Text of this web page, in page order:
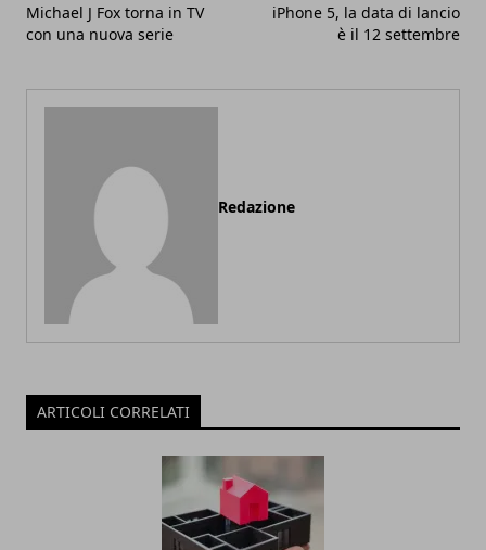
Michael J Fox torna in TV
con una nuova serie
iPhone 5, la data di lancio
è il 12 settembre
Redazione
ARTICOLI CORRELATI